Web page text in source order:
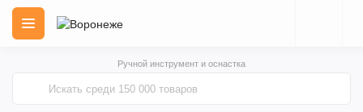
Ручной инструмент и оснастка